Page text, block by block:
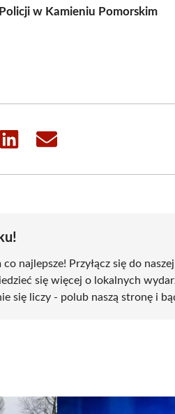
w Kamieniu Pomorskim
Share
Share
najlepsze! Przyłącz się do naszej
się więcej o lokalnych
się liczy - polub naszą stronę i